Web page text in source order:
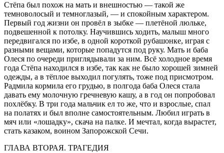
Стёпа был похож на мать и внешностью — такой же
темноволосый и темноглазый, — и спокойным характером.
Первый год жизни он провёл в зыбке — плетёной люльке,
подвешенной к потолку. Научившись ходить, малыш много
передвигался по избе, в одной короткой рубашонке, играя с
разными вещами, которые попадутся под руку. Мать и баба
Олеся по очереди приглядывали за ним. Всё холодное время
года Стёпа находился в избе, так как не было хорошей зимней
одежды, а в тёплое выходил погулять, тоже под присмотром.
Радмила кормила его грудью, в полгода баба Олеся стала
давать ему молочную гречневую кашу, а в год он попробовал
похлёбку. В три года мальчик ел то же, что и взрослые, спал
на полатях и был вполне самостоятельным. Любил играть в
мяч или «лошадку», скача на палке. И мечтал, когда вырастет,
стать казаком, воином Запорожской Сечи.
ГЛАВА ВТОРАЯ. ТРАГЕДИЯ